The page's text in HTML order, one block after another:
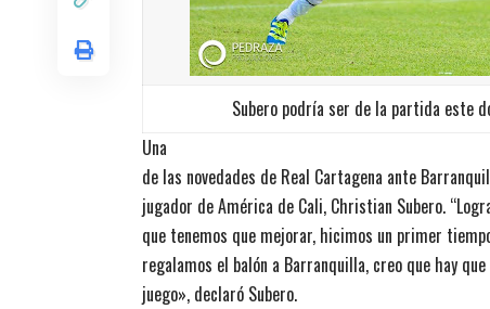
Subero podría ser de la partida este
Una
de las novedades de Real Cartagena ante
jugador de América de Cali, Christian Subero.
que tenemos que mejorar, hicimos un primer
regalamos el balón a Barranquilla, creo que hay
juego», declaró Subero.